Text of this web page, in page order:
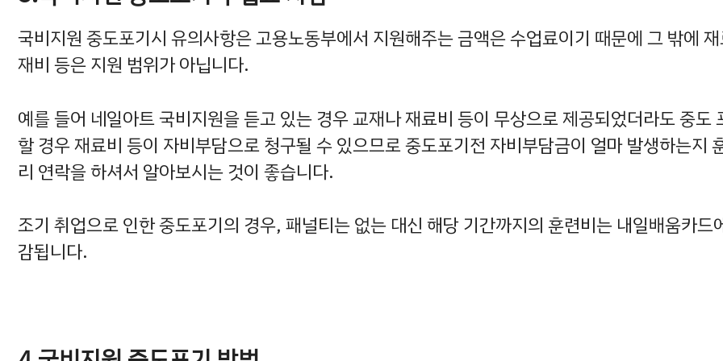
국비지원 중도포기시 유의사항은 고용노동부에서 지원해주는 금액은 수업료이기 때문에 그 밖에
재비 등은 지원 범위가 아닙니다.
예를 들어 네일아트 국비지원을 듣고 있는 경우 교재나 재료비 등이 무상으로 제공되었더라도 중도
할 경우 재료비 등이 자비부담으로 청구될 수 있으므로 중도포기전 자비부담금이 얼마 발생하는지
리 연락을 하셔서 알아보시는 것이 좋습니다.
조기 취업으로 인한 중도포기의 경우, 패널티는 없는 대신 해당 기간까지의 훈련비는 내일배움카드
감됩니다.